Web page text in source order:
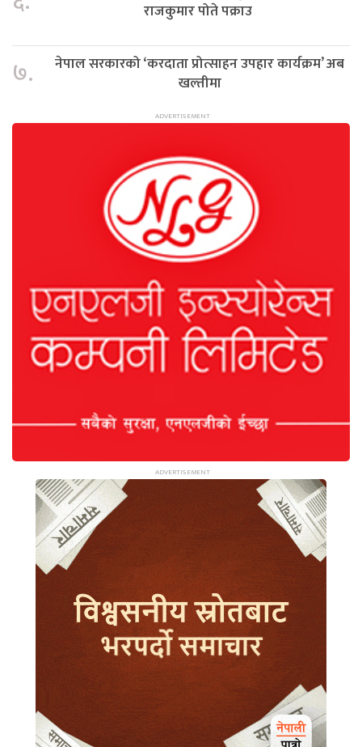
राजकुमार पोते पक्राउ
७.
नेपाल सरकारको ‘करदाता प्रोत्साहन उपहार कार्यक्रम’ अब
खल्तीमा